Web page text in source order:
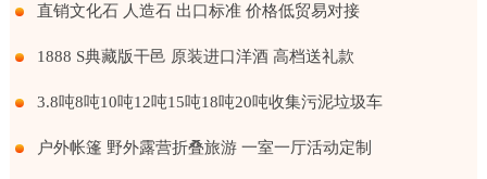
直销文化石 人造石 出口标准 价格低贸易对接
1888 S典藏版干邑 原装进口洋酒 高档送礼款
3.8吨8吨10吨12吨15吨18吨20吨收集污泥垃圾车
户外帐篷 野外露营折叠旅游 一室一厅活动定制